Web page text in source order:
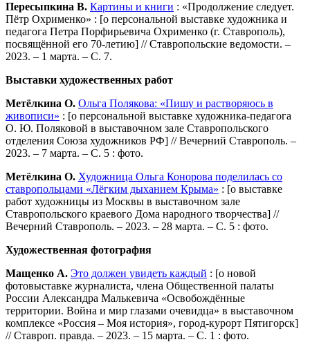
Пересыпкина В. Картины и книги : «Продолжение следует.
Пётр Охрименко» : [о персональной выставке художника и
педагога Петра Порфирьевича Охрименко (г. Ставрополь),
посвящённой его 70-летию] // Ставропольские ведомости. –
2023. – 1 марта. – С. 7.
Выставки художественных работ
Метёлкина О. Ольга Полякова: «Пишу и растворяюсь в
живописи» : [о персональной выставке художника-педагога
О. Ю. Поляковой в выставочном зале Ставропольского
отделения Союза художников РФ] // Вечерний Ставрополь. –
2023. – 7 марта. – С. 5 : фото.
Метёлкина О. Художница Ольга Конорова поделилась со
ставропольцами «Лёгким дыханием Крыма» : [о выставке
работ художницы из Москвы в выставочном зале
Ставропольского краевого Дома народного творчества] //
Вечерний Ставрополь. – 2023. – 28 марта. – С. 5 : фото.
Художественная фотография
Мащенко А. Это должен увидеть каждый : [о новой
фотовыставке журналиста, члена Общественной палаты
России Александра Малькевича «Освобождённые
территории. Война и мир глазами очевидца» в выставочном
комплексе «Россия – Моя история», город-курорт Пятигорск]
// Ставроп. правда. – 2023. – 15 марта. – С. 1 : фото.